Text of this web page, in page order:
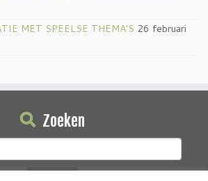
MET SPEELSE THEMA’S 26 februari
Zoeken